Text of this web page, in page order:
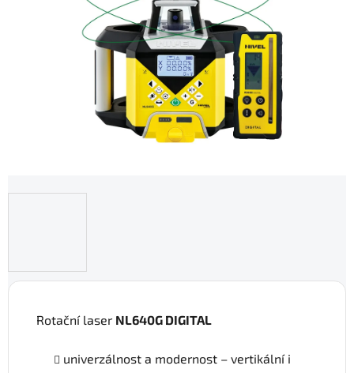
Rotační laser NL640G DIGITAL
univerzálnost a modernost – vertikální i